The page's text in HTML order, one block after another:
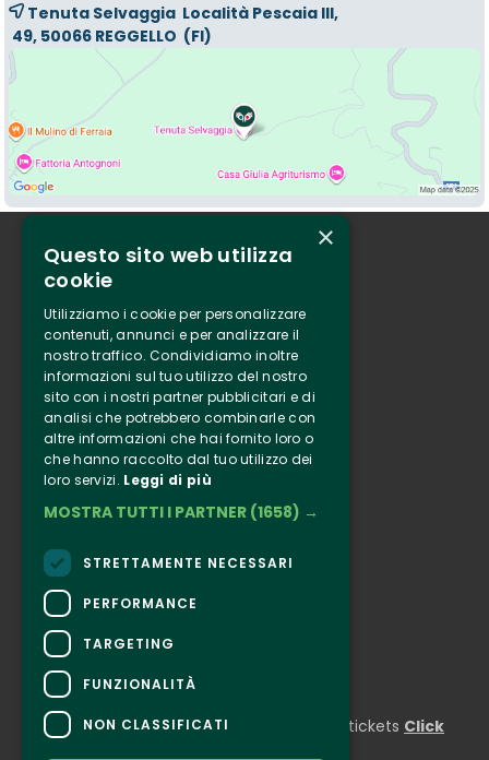
Tenuta Selvaggia Località Pescaia III,
49, 50066 REGGELLO (FI)
Who we are
Tenuta Selvaggia
Contacts
Online ticketing
Clappit
Information
Follow Us
Facebook
Connect
CONTACTS
For information and support in purchasing tickets Click
×
Questo sito web utilizza
cookie
Utilizziamo i cookie per personalizzare
contenuti, annunci e per analizzare il
nostro traffico. Condividiamo inoltre
informazioni sul tuo utilizzo del nostro
sito con i nostri partner pubblicitari e di
analisi che potrebbero combinarle con
altre informazioni che hai fornito loro o
che hanno raccolto dal tuo utilizzo dei
loro servizi. Leggi di più
MOSTRA TUTTI I PARTNER (1658) →
STRETTAMENTE NECESSARI
PERFORMANCE
TARGETING
FUNZIONALITÀ
NON CLASSIFICATI